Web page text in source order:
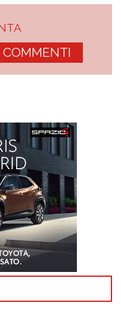
COMMENTI